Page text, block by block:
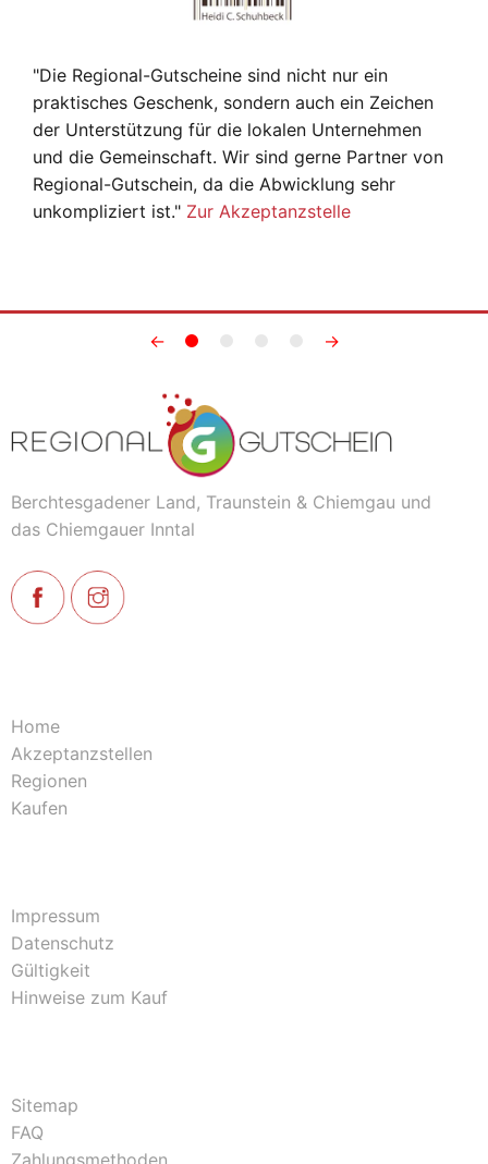
"Die Regional-Gutscheine sind nicht nur ein
praktisches Geschenk, sondern auch ein Zeichen
der Unterstützung für die lokalen Unternehmen
und die Gemeinschaft. Wir sind gerne Partner von
Regional-Gutschein, da die Abwicklung sehr
unkompliziert ist." Zur Akzeptanzstelle
← →
Berchtesgadener Land, Traunstein & Chiemgau und
das Chiemgauer Inntal
Home
Akzeptanzstellen
Regionen
Kaufen
Impressum
Datenschutz
Gültigkeit
Hinweise zum Kauf
Sitemap
FAQ
Zahlungsmethoden